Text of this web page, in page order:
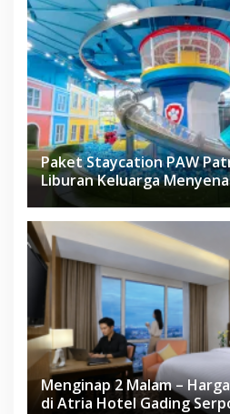
Paket Staycation PAW
Liburan Keluarga
Herloom Hotel BSD
Menginap 2 Malam –
di Atria Hotel Gading